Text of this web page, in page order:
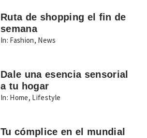
Ruta de shopping el fin de
semana
In: Fashion, News
Dale una esencia sensorial
a tu hogar
In: Home, Lifestyle
Tu cómplice en el mundial